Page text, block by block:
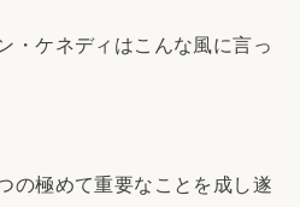
・ケネディはこんな風に言っ
の極めて重要なことを成し遂